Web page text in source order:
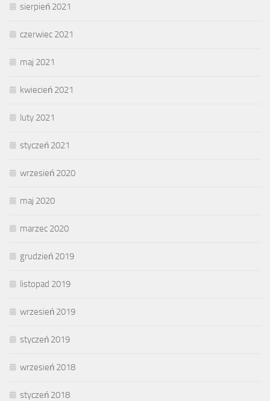
sierpień 2021
czerwiec 2021
maj 2021
kwiecień 2021
luty 2021
styczeń 2021
wrzesień 2020
maj 2020
marzec 2020
grudzień 2019
listopad 2019
wrzesień 2019
styczeń 2019
wrzesień 2018
styczeń 2018